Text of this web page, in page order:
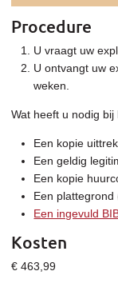
Procedure
U vraagt uw
U ontvangt uw
weken.
Wat heeft u nodig
Een kopie
Een geldig
Een kopie
Een
Een ingevuld
Kosten
€ 463,99